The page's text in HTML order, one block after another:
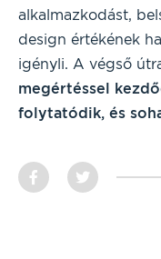
alkalmazkodást,
design értékének
igényli. A végső
megértéssel
folytatódik, és